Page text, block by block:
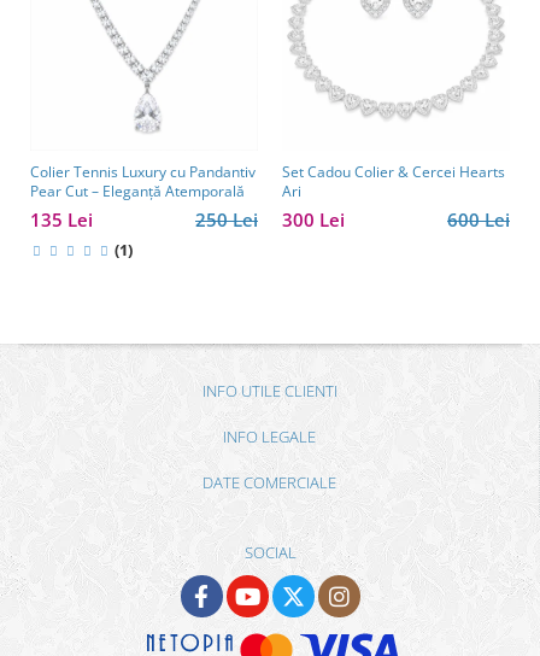
Colier Tennis Luxury cu Pandantiv
Pear Cut – Eleganță Atemporală
250 Lei
135 Lei
(1)
Set Cadou Colier & Cercei Hearts
Ari
600 Lei
300 Lei
INFO UTILE CLIENTI
INFO LEGALE
DATE COMERCIALE
SOCIAL